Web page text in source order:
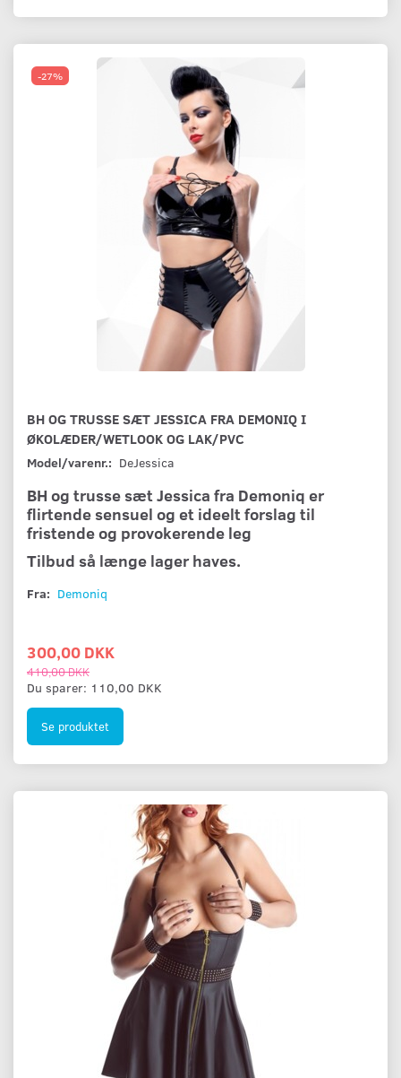
-27%
BH OG TRUSSE SÆT JESSICA FRA DEMONIQ I
ØKOLÆDER/WETLOOK OG LAK/PVC
Model/varenr.: DeJessica
BH og trusse sæt Jessica fra Demoniq er
flirtende sensuel og et ideelt forslag til
fristende og provokerende leg
Tilbud så længe lager haves.
Fra: Demoniq
300,00 DKK
410,00 DKK
Du sparer: 110,00 DKK
Se produktet